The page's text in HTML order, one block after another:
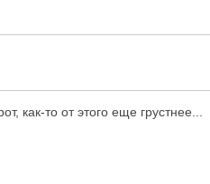
как-то от этого еще грустнее...